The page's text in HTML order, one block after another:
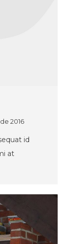
2016
id
at